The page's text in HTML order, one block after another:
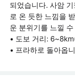
되었습니다. 사암
로 온 듯한 느낌을
운 분위기를 느낄
• 도보 거리:
• 프라하로 돌아옵